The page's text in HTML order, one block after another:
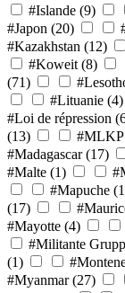
#Islande (9)
#Japon (20)
#Kazakhstan (12)
#Koweit (8)
(71)
#Lituanie (4)
#Loi de répression
(13)
#MLKP
#Madagascar (17)
#Malte (1)
#Mapuche
(17)
#Mayotte (4)
#Militante
(1)
#Myanmar (27)